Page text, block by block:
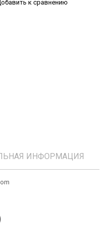
к сравнению
ИНФОРМАЦИЯ